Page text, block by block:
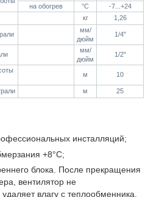
на обогрев
°C
-7...+24
кг 1,26
мм/
дюйм
1/4"
мм/
дюйм
1/2"
м 10
м 25
инсталляций;
+8°C;
блока. После прекращения
вентилятор не
влагу с теплообменника,